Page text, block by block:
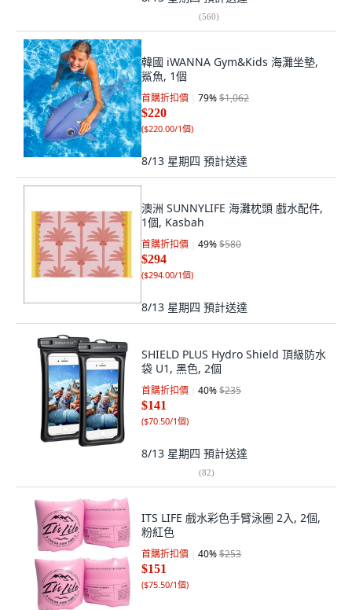
(560)
韓國 iWANNA Gym&Kids 海灘坐墊,
鯊魚, 1個
首購折扣價 79%$1,062
$220
($220.00/1個)
8/13 星期四 預計送達
澳洲 SUNNYLIFE 海灘枕頭 戲水配件,
1個, Kasbah
首購折扣價 49%$580
$294
($294.00/1個)
8/13 星期四 預計送達
SHIELD PLUS Hydro Shield 頂級防水
袋 U1, 黑色, 2個
首購折扣價 40%$235
$141
($70.50/1個)
8/13 星期四 預計送達
(82)
ITS LIFE 戲水彩色手臂泳圈 2入, 2個,
粉紅色
首購折扣價 40%$253
$151
($75.50/1個)